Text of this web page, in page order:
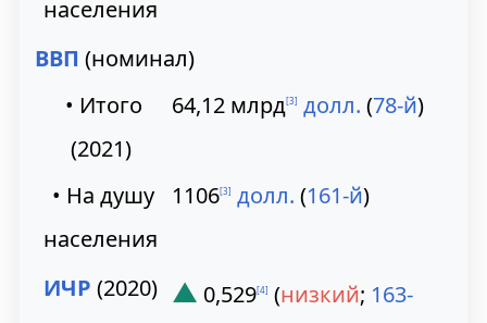
населения
ВВП (номинал)
• Итого
(2021)
64,12 млрд[3] долл. (78-й)
• На душу
населения
1106[3] долл. (161-й)
ИЧР (2020) ▲ 0,529[4] (низкий; 163-